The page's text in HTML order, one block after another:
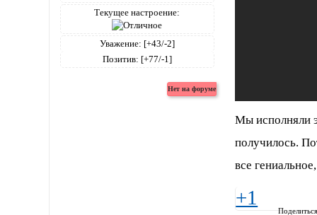
Текущее настроение:
Уважение: [+43/-2]
Позитив: [+77/-1]
Мы исполняли
получилось.
все
+1